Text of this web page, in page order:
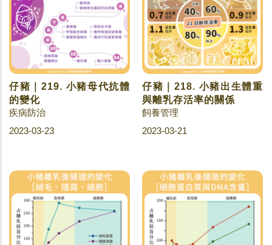
仔豬｜219. 小豬母代抗體
的變化
疾病防治
2023-03-23
仔豬｜218. 小豬出生體重
與離乳存活率的關係
飼養管理
2023-03-21